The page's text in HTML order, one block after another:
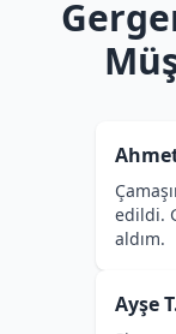
edildi.
aldım.
Ayşe